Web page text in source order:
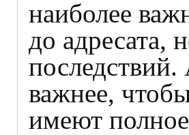
наиболее
до адресата,
последствий.
важнее,
имеют